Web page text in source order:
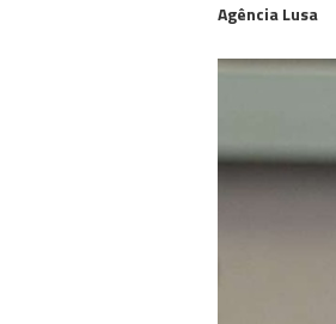
Agência Lusa